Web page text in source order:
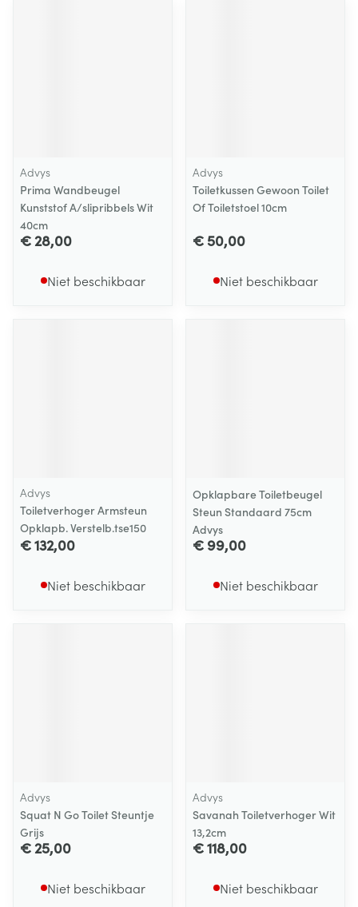
Advys
Prima Wandbeugel
Kunststof A/slipribbels Wit
40cm
€ 28,00
Niet beschikbaar
Advys
Toiletkussen Gewoon Toilet
Of Toiletstoel 10cm
€ 50,00
Niet beschikbaar
Advys
Toiletverhoger Armsteun
Opklapb. Verstelb.tse150
€ 132,00
Niet beschikbaar
Opklapbare Toiletbeugel
Steun Standaard 75cm
Advys
€ 99,00
Niet beschikbaar
Advys
Squat N Go Toilet Steuntje
Grijs
€ 25,00
Niet beschikbaar
Advys
Savanah Toiletverhoger Wit
13,2cm
€ 118,00
Niet beschikbaar